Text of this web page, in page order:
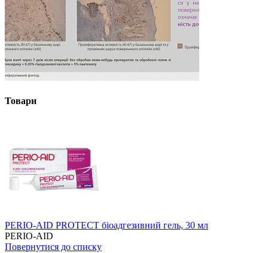
Товари
PERIO-AID PROTECT біоадгезивний гель, 30 мл
PERIO-AID
Повернутися до списку